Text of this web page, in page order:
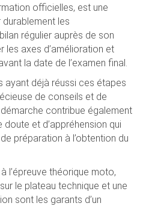
officielles, est une
durablement les
régulier auprès de son
les axes d’amélioration et
la date de l’examen final.
ayant déjà réussi ces étapes
de conseils et de
contribue également
et d’appréhension qui
préparation à l’obtention du
l’épreuve théorique moto,
le plateau technique et une
sont les garants d’un